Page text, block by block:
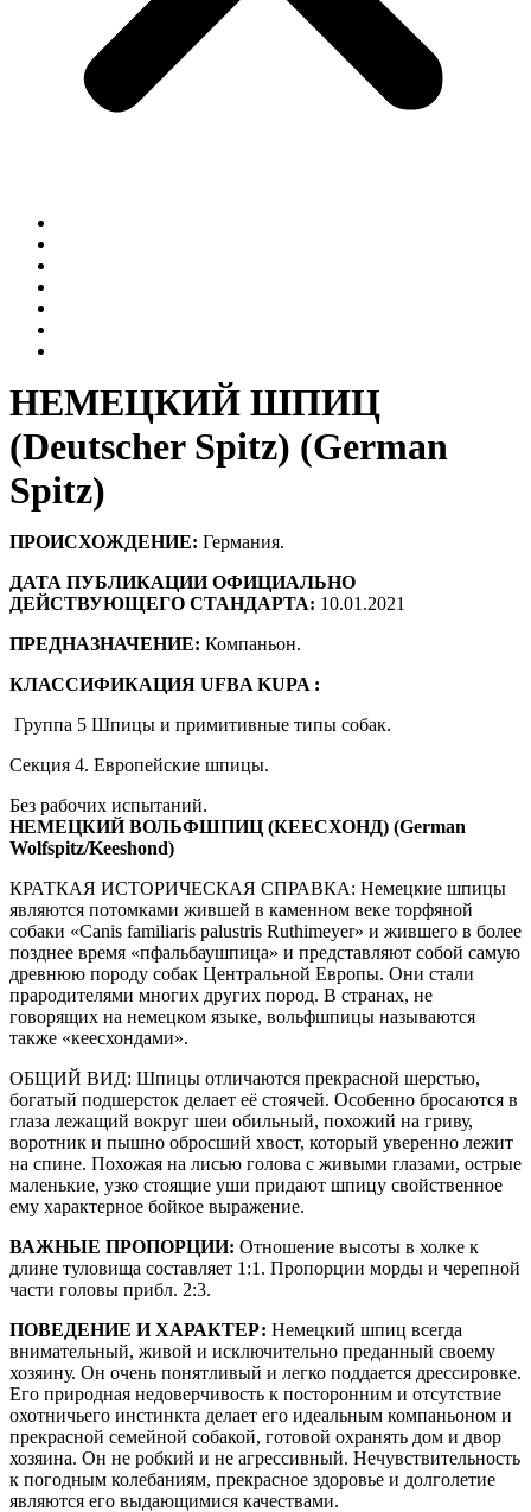
НЕМЕЦКИЙ ШПИЦ
(Deutscher Spitz) (German
Spitz)
ПРОИСХОЖДЕНИЕ: Германия.
ДАТА ПУБЛИКАЦИИ ОФИЦИАЛЬНО
ДЕЙСТВУЮЩЕГО СТАНДАРТА: 10.01.2021
ПРЕДНАЗНАЧЕНИЕ: Компаньон.
КЛАССИФИКАЦИЯ UFBA KUPA :
Группа 5 Шпицы и примитивные типы собак.
Секция 4. Европейские шпицы.
Без рабочих испытаний.
НЕМЕЦКИЙ ВОЛЬФШПИЦ (КЕЕСХОНД) (German
Wolfspitz/Keeshond)
КРАТКАЯ ИСТОРИЧЕСКАЯ СПРАВКА: Немецкие шпицы
являются потомками жившей в каменном веке торфяной
собаки «Canis familiaris palustris Ruthimeyer» и жившего в более
позднее время «пфальбаушпица» и представляют собой самую
древнюю породу собак Центральной Европы. Они стали
прародителями многих других пород. В странах, не
говорящих на немецком языке, вольфшпицы называются
также «кеесхондами».
ОБЩИЙ ВИД: Шпицы отличаются прекрасной шерстью,
богатый подшерсток делает её стоячей. Особенно бросаются в
глаза лежащий вокруг шеи обильный, похожий на гриву,
воротник и пышно обросший хвост, который уверенно лежит
на спине. Похожая на лисью голова с живыми глазами, острые
маленькие, узко стоящие уши придают шпицу свойственное
ему характерное бойкое выражение.
ВАЖНЫЕ ПРОПОРЦИИ: Отношение высоты в холке к
длине туловища составляет 1:1. Пропорции морды и черепной
части головы прибл. 2:3.
ПОВЕДЕНИЕ И ХАРАКТЕР: Немецкий шпиц всегда
внимательный, живой и исключительно преданный своему
хозяину. Он очень понятливый и легко поддается дрессировке.
Его природная недоверчивость к посторонним и отсутствие
охотничьего инстинкта делает его идеальным компаньоном и
прекрасной семейной собакой, готовой охранять дом и двор
хозяина. Он не робкий и не агрессивный. Нечувствительность
к погодным колебаниям, прекрасное здоровье и долголетие
являются его выдающимися качествами.